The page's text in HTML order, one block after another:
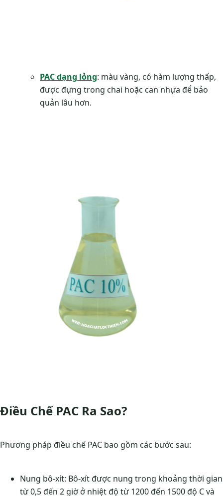
PAC dạng lỏng: màu vàng, có hàm lượng thấp,
được đựng trong chai hoặc can nhựa để bảo
quản lâu hơn.
Điều Chế PAC Ra Sao?
Phương pháp điều chế PAC bao gồm các bước sau:
Nung bô-xít: Bô-xít được nung trong khoảng thời gian
từ 0,5 đến 2 giờ ở nhiệt độ từ 1200 đến 1500 độ C và